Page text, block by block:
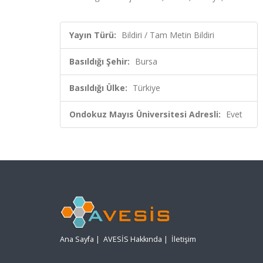
Yayın Türü: Bildiri / Tam Metin Bildiri
Basıldığı Şehir: Bursa
Basıldığı Ülke: Türkiye
Ondokuz Mayıs Üniversitesi Adresli: Evet
Ana Sayfa | AVESİS Hakkında | İletişim